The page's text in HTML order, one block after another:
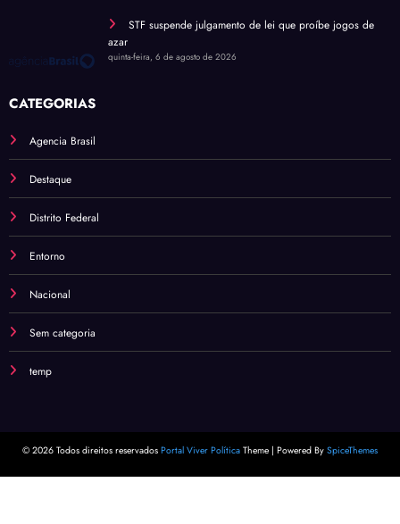
STF suspende julgamento de lei que proíbe jogos de
azar
quinta-feira, 6 de agosto de 2026
CATEGORIAS
Agencia Brasil
Destaque
Distrito Federal
Entorno
Nacional
Sem categoria
temp
© 2026 Todos direitos reservados Portal Viver Política Theme | Powered By SpiceThemes